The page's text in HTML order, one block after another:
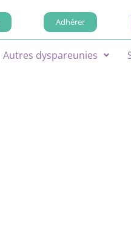
Adhérer
Autres dyspareunies